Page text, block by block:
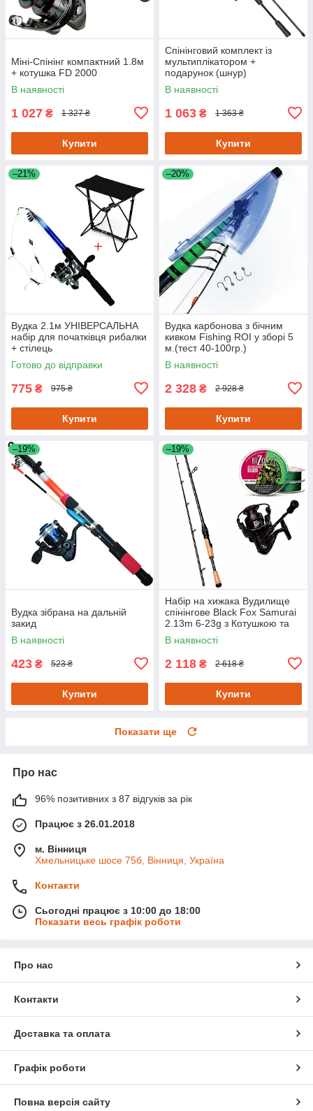
Міні-Спінінг компактний 1.8м
+ котушка FD 2000
В наявності
1 027 ₴ 1 327 ₴
Купити
Спінінговий комплект із
мультиплікатором +
подарунок (шнур)
В наявності
1 063 ₴ 1 363 ₴
Купити
–21%
Вудка 2.1м УНІВЕРСАЛЬНА
набір для початківця рибалки
+ стілець
Готово до відправки
775 ₴ 975 ₴
Купити
–20%
Вудка карбонова з бічним
кивком Fishing ROI у зборі 5
м.(тест 40-100гр.)
В наявності
2 328 ₴ 2 928 ₴
Купити
–19%
Вудка зібрана на дальній
закид
В наявності
423 ₴ 523 ₴
Купити
–19%
Набір на хижака Вудилище
спінінгове Black Fox Samurai
2.13m 6-23g з Котушкою та
Шнуром
В наявності
2 118 ₴ 2 618 ₴
Купити
Показати ще
Про нас
96% позитивних з 87 відгуків за рік
Працює з 26.01.2018
м. Вінниця
Хмельницьке шосе 75б, Вінниця, Україна
Контакти
Сьогодні працює з 10:00 до 18:00
Показати весь графік роботи
Про нас
Контакти
Доставка та оплата
Графік роботи
Повна версія сайту